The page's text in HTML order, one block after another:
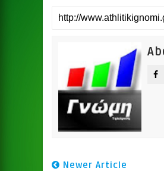
Newer Article